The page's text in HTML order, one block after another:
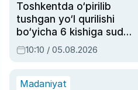
Toshkentda o‘pirilib
tushgan yo‘l qurilishi
bo‘yicha 6 kishiga sud
hukmi o‘qildi
10:10 / 05.08.2026
Madaniyat